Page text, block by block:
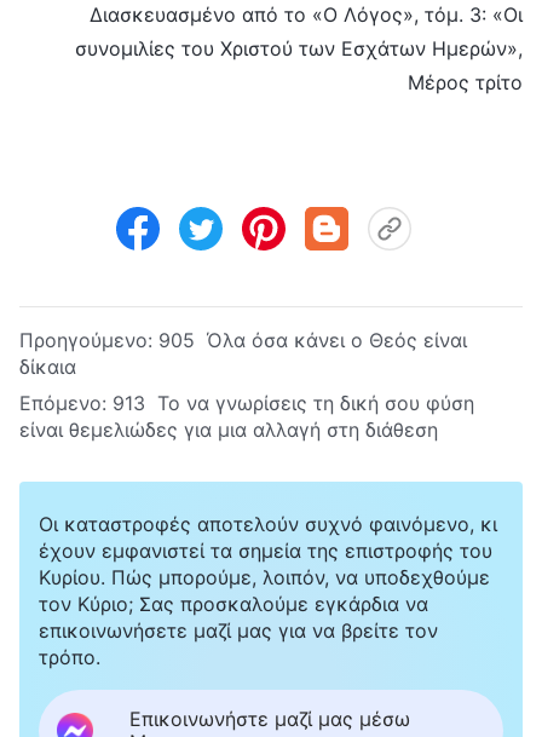
Διασκευασμένο από το «Ο Λόγος», τόμ. 3: «Οι
συνομιλίες του Χριστού των Εσχάτων Ημερών»,
Μέρος τρίτο
Προηγούμενο: 905 Όλα όσα κάνει ο Θεός είναι
δίκαια
Επόμενο: 913 Το να γνωρίσεις τη δική σου φύση
είναι θεμελιώδες για μια αλλαγή στη διάθεση
Οι καταστροφές αποτελούν συχνό φαινόμενο, κι
έχουν εμφανιστεί τα σημεία της επιστροφής του
Κυρίου. Πώς μπορούμε, λοιπόν, να υποδεχθούμε
τον Κύριο; Σας προσκαλούμε εγκάρδια να
επικοινωνήσετε μαζί μας για να βρείτε τον
τρόπο.
Επικοινωνήστε μαζί μας μέσω